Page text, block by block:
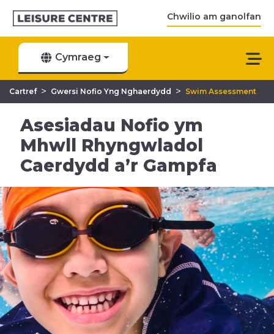
Chwilio am ganolfan
Cymraeg
Cartref > Gwersi Nofio Yng Nghaerdydd > Swim Assessment
Asesiadau Nofio ym
Mhwll Rhyngwladol
Caerdydd a’r Gampfa